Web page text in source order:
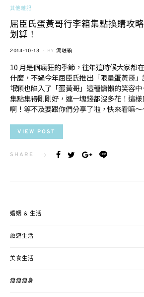
其他雜記
屈臣氏蛋黃哥行李箱集點換購攻
划算！
POSTED
2014-10-13 BY 流氓顆
10 月是個瘋狂的季節，往年這時候大家都
什麼，不過今年屈臣氏推出「限量蛋黃哥
氓顆也陷入了「蛋黃哥」這種慵懶的笑容
集點集得剛剛好，連一塊錢都沒多花！這
啊！等不及要跟你們分享了啦，快來看嘛～
VIEW POST
SHARE
婚姻 & 生活
旅遊生活
美食生活
瘦瘦瘦身